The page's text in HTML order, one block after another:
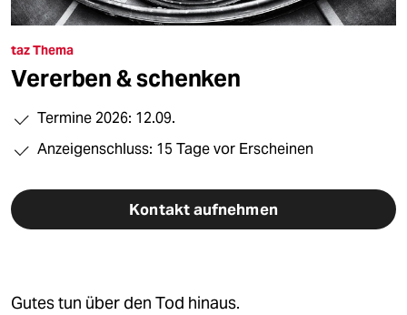
sport
berlin
wahrheit
verlag
taz Thema
Vererben & schenken
Termine 2026: 12.09.
Anzeigenschluss: 15 Tage vor Erscheinen
Kontakt aufnehmen
Gutes tun über den Tod hinaus.